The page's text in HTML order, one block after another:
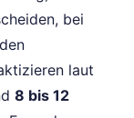
bei
laut
8 bis 12